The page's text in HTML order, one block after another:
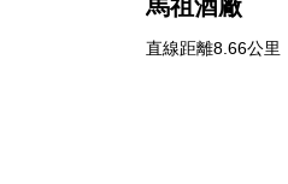
馬祖酒廠
直線距離8.66公里